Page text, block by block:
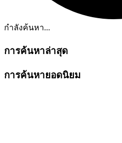
กำลังค้นหา...
การค้นหาล่าสุด
การค้นหายอดนิยม